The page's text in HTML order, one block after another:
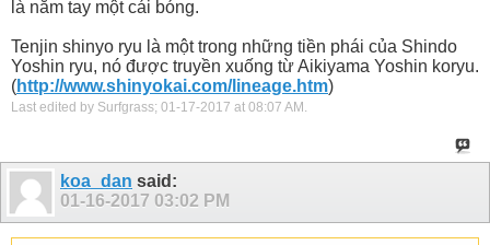
là nắm tay một cái bóng.
Tenjin shinyo ryu là một trong những tiền phái của Shindo
Yoshin ryu, nó được truyền xuống từ Aikiyama Yoshin koryu.
(http://www.shinyokai.com/lineage.htm)
Last edited by Surfgrass; 01-17-2017 at 08:07 AM .
koa_dan said:
01-16-2017 03:02 PM